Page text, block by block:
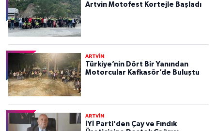
Artvin Motofest Kortejle Başladı
ARTVİN
Türkiye’nin Dört Bir Yanından
Motorcular Kafkasör’de Buluştu
ARTVİN
İYİ Parti'den Çay ve Fındık